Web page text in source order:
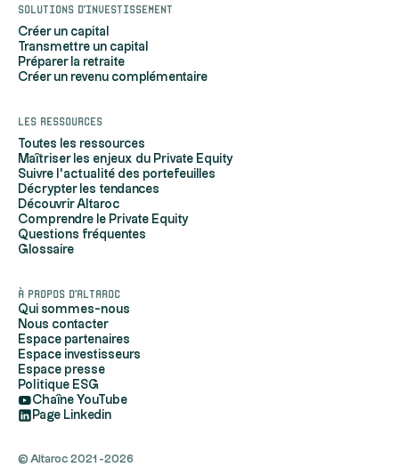
Salut c'est nous...
les Cookies !
notre relation avec vous, vous adresser du contenu et des publicités
personnalisés selon votre profil de navigation, vous permettre de
partager du contenu sur vos réseaux sociaux, et pour assurer le bon
fonctionnement de son site.
Si vous ne souhaitez pas accepter les cookies, vous pouvez tout de
même continuer votre navigation en les refusant. Veuillez toutefois
noter que certaines des fonctionnalités du site seront altérées voire
inaccessibles si vous refusez les cookies.
cliquant sur l’icône située en bas à gauche de votre écran.
Solutions d'investissement
Créer un capital
Transmettre un capital
Préparer la retraite
Créer un revenu complémentaire
Les ressources
Toutes les ressources
Maîtriser les enjeux du Private Equity
Suivre l'actualité des portefeuilles
Décrypter les tendances
Découvrir Altaroc
Comprendre le Private Equity
Questions fréquentes
Glossaire
À propos d'Altaroc
Qui sommes-nous
Nous contacter
Espace partenaires
Espace investisseurs
Espace presse
Politique ESG
Chaîne YouTube
Page Linkedin
© Altaroc 2021 -2026